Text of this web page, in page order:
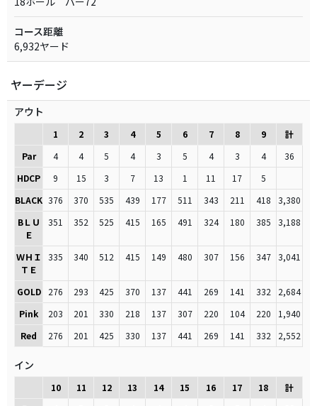
コース距離
6,932ヤード
ヤーデージ
アウト
1 2 3 4 5 6 7 8 9
計
Par
4 4 5 4 3 5 4 3 4
36
HDCP
9 15 3 7 13 1 11 17
5
BLACK 376 370 535 439 177 511 343 211 418
3,380
BＬＵ
Ｅ
351 352 525 415 165 491 324 180 385 3,188
ＷＨＩ
ＴＥ
335 340 512 415 149 480 307 156 347 3,041
GOLD 276 293 425 370 137 441 269 141 332
2,684
Pink
203 201 330 218 137 307 220 104 220
1,940
Red
276 201 425 330 137 441 269 141 332 2,552
イン
10 11 12 13 14 15 16 17 18
計